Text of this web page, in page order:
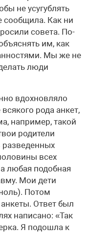
не усугублять
сообщила. Как ни
совета. По-
им, как
Мы же не
люди
вдохновляло
рода анкет,
например, такой
родители
разведенных
всех
любая подобная
Мои дети
Потом
Ответ был
написано: «Так
Я подошла к